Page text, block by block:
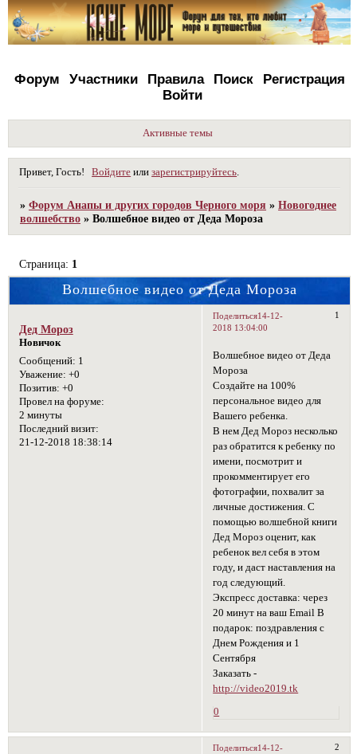
Форум Участники Правила Поиск
Регистрация
Войти
Активные темы
Привет, Гость! Войдите илизарегистрируйтесь
»Форум Анапы и других городов Черного моря »Новогоднее
волшебство »Волшебное видео от Деда Мороза
Волшебное видео от Деда Мороза
Страница: 1
Поделиться 1
14-12-
2018 13:04:00
Дед Мороз
Новичок
Сообщений: 1
Уважение: +0
Позитив: +0
Провел на форуме:
2 минуты
Последний визит:
21-12-2018 18:38:14
Волшебное видео от Деда
Мороза
Создайте на 100%
персональное видео для
Вашего ребенка.
В нем Дед Мороз несколько
раз обратится к ребенку по
имени, посмотрит и
прокомментирует его
фотографии, похвалит за
личные достижения. С
помощью волшебной книги
Дед Мороз оценит, как
ребенок вел себя в этом
году, и даст наставления на
год следующий.
Экспресс доставка: через
20 минут на ваш Email В
подарок: поздравления с
Днем Рождения и 1
Сентября
Заказать -
http://video2019.tk
0
Поделиться 2
14-12-